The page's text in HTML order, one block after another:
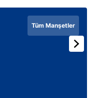
Tüm Manşetler